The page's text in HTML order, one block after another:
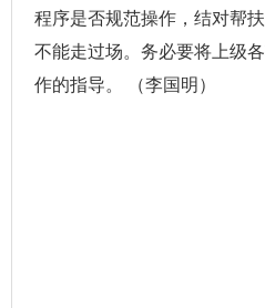
程序是否规范操作，结对帮
不能走过场。务必要将上级
作的指导。 （李国明）